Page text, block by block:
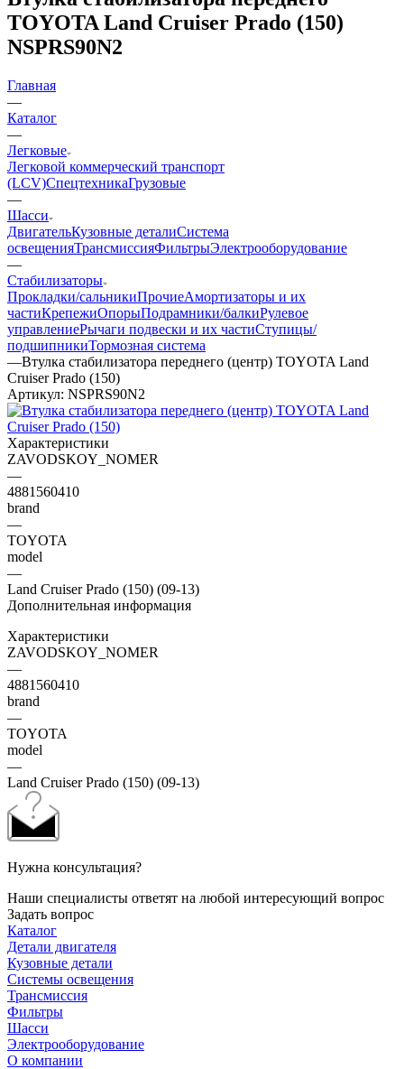
TOYOTA Land Cruiser Prado (150)
NSPRS90N2
Главная
—
Каталог
—
Легковые
Легковой коммерческий транспорт
(LCV)СпецтехникаГрузовые
—
Шасси
ДвигательКузовные деталиСистема
освещенияТрансмиссияФильтрыЭлектрооборудование
—
Стабилизаторы
Прокладки/сальникиПрочиеАмортизаторы и их
частиКрепежиОпорыПодрамники/балкиРулевое
управлениеРычаги подвески и их частиСтупицы/
подшипникиТормозная система
—Втулка стабилизатора переднего (центр) TOYOTA Land
Cruiser Prado (150)
Артикул: NSPRS90N2
Характеристики
ZAVODSKOY_NOMER
—
4881560410
brand
—
TOYOTA
model
—
Land Cruiser Prado (150) (09-13)
Дополнительная информация
Характеристики
ZAVODSKOY_NOMER
—
4881560410
brand
—
TOYOTA
model
—
Land Cruiser Prado (150) (09-13)
Нужна консультация?
Наши специалисты ответят на любой интересующий вопрос
Задать вопрос
Каталог
Детали двигателя
Кузовные детали
Системы освещения
Трансмиссия
Фильтры
Шасси
Электрооборудование
О компании